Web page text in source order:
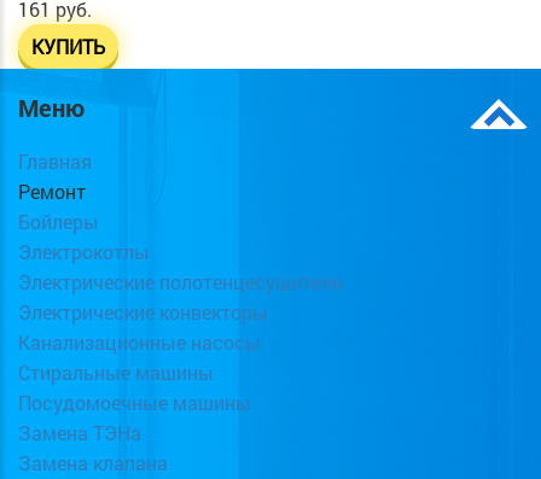
161 руб.
КУПИТЬ
Меню
Главная
Ремонт
Бойлеры
Электрокотлы
Электрические полотенцесушители
Электрические конвекторы
Канализационные насосы
Стиральные машины
Посудомоечные машины
Замена ТЭНа
Замена клапана